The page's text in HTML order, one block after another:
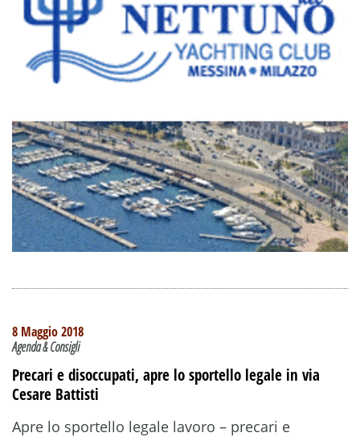
8 Maggio 2018
Agenda & Consigli
Precari e disoccupati, apre lo sportello legale in via
Cesare Battisti
Apre lo sportello legale lavoro – precari e